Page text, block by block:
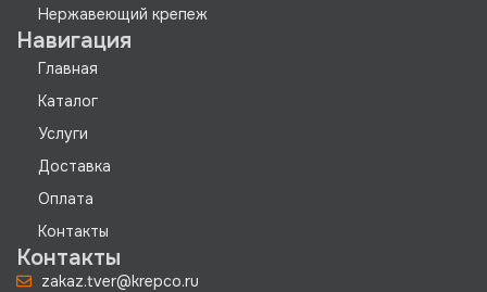
Нержавеющий крепеж
Навигация
Главная
Каталог
Услуги
Доставка
Оплата
Контакты
Контакты
zakaz.tver@krepco.ru